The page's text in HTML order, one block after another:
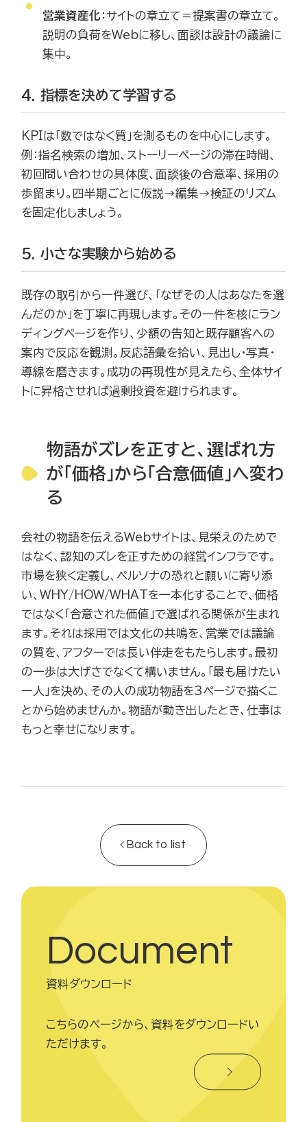
営業資産化 ：サイトの章立て＝提案書の章立て。
説明の負荷をWebに移し、面談は設計の議論に
集中。
4. 指標を決めて学習する
KPIは「数ではなく質」を測るものを中心にします。
例：指名検索の増加、ストーリーページの滞在時間、
初回問い合わせの具体度、面談後の合意率、採用の
歩留まり。四半期ごとに仮説→編集→検証のリズム
を固定化しましょう。
5. 小さな実験から始める
既存の取引から一件選び、「なぜその人はあなたを選
んだのか」を丁寧に再現します。その一件を核にラン
ディングページを作り、少額の告知と既存顧客への
案内で反応を観測。反応語彙を拾い、見出し・写真・
導線を磨きます。成功の再現性が見えたら、全体サイ
トに昇格させれば過剰投資を避けられます。
物語がズレを正すと、選ばれ方
が「価格」から「合意価値」へ変わ
る
会社の物語を伝えるWebサイトは、見栄えのためで
はなく、認知のズレを正すための経営インフラです。
市場を狭く定義し、ペルソナの恐れと願いに寄り添
い、WHY/HOW/WHATを一本化することで、価格
ではなく「合意された価値」で選ばれる関係が生まれ
ます。それは採用では文化の共鳴を、営業では議論
の質を、アフターでは長い伴走をもたらします。最初
の一歩は大げさでなくて構いません。「最も届けたい
一人」を決め、その人の成功物語を3ページで描くこ
とから始めませんか。物語が動き出したとき、仕事は
もっと幸せになります。
Back to list
Document
資料ダウンロード
こちらのページから、資料をダウンロードい
ただけます。